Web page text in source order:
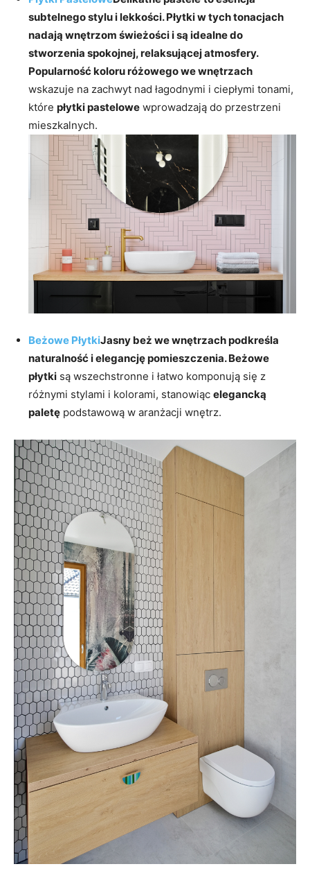
subtelnego stylu i lekkości. Płytki w tych tonacjach
nadają wnętrzom świeżości i są idealne do
stworzenia spokojnej, relaksującej atmosfery.
Popularność koloru różowego we wnętrzach
wskazuje na zachwyt nad łagodnymi i ciepłymi tonami,
które płytki pastelowe wprowadzają do przestrzeni
mieszkalnych.
Beżowe PłytkiJasny beż we wnętrzach podkreśla
naturalność i elegancję pomieszczenia.Beżowe
płytki są wszechstronne i łatwo komponują się z
różnymi stylami i kolorami, stanowiąc elegancką
paletę podstawową w aranżacji wnętrz.